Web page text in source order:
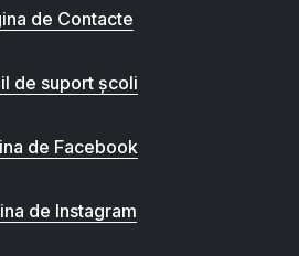
de Contacte
de suport școli
de Facebook
de Instagram